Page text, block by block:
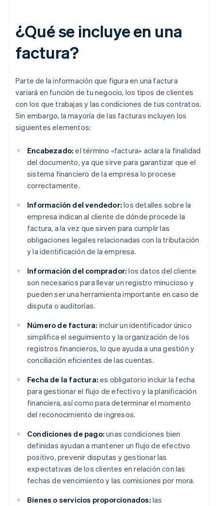
¿Qué se incluye en una
factura?
Parte de la información que figura en una factura
variará en función de tu negocio, los tipos de clientes
con los que trabajas y las condiciones de tus contratos.
Sin embargo, la mayoría de las facturas incluyen los
siguientes elementos:
Encabezado: el término «factura» aclara la finalidad
del documento, ya que sirve para garantizar que el
sistema financiero de la empresa lo procese
correctamente.
Información del vendedor: los detalles sobre la
empresa indican al cliente de dónde procede la
factura, a la vez que sirven para cumplir las
obligaciones legales relacionadas con la tributación
y la identificación de la empresa.
Información del comprador: los datos del cliente
son necesarios para llevar un registro minucioso y
pueden ser una herramienta importante en caso de
disputa o auditorías.
Número de factura: incluir un identificador único
simplifica el seguimiento y la organización de los
registros financieros, lo que ayuda a una gestión y
conciliación eficientes de las cuentas.
Fecha de la factura: es obligatorio incluir la fecha
para gestionar el flujo de efectivo y la planificación
financiera, así como para determinar el momento
del reconocimiento de ingresos.
Condiciones de pago: unas condiciones bien
definidas ayudan a mantener un flujo de efectivo
positivo, prevenir disputas y gestionar las
expectativas de los clientes en relación con las
fechas de vencimiento y las comisiones por mora.
Bienes o servicios proporcionados: las